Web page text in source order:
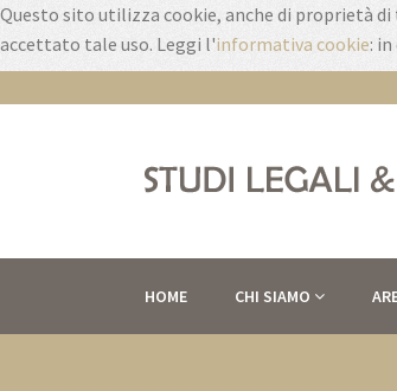
Questo sito utilizza cookie, anche di proprietà
accettato tale uso. Leggi l'informativa cookie:
HOME CHI SIAMO